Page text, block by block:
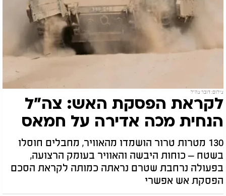
צילום: דובר צה"ל
לקראת הפסקת האש: צה"ל
הנחית מכה אדירה על חמאס
130 מטרות טרור הושמדו מהאוויר, מחבלים חוסלו
בשטח – כוחות היבשה והאוויר בעומק הרצועה,
בפעולה נרחבת שטרם נראתה כמותה לקראת הסכם
הפסקת אש אפשרי